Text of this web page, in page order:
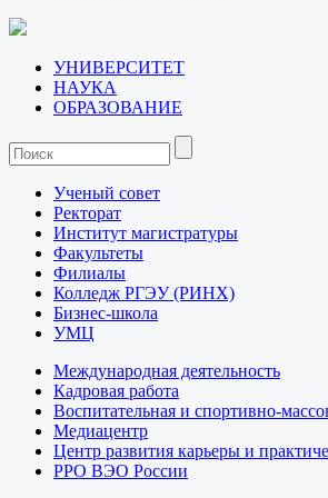
УНИВЕРСИТЕТ
НАУКА
ОБРАЗОВАНИЕ
Ученый совет
Ректорат
Институт магистратуры
Факультеты
Филиалы
Колледж РГЭУ (РИНХ)
Бизнес-школа
УМЦ
Международная деятельность
Кадровая работа
Воспитательная и спортивно-
Медиацентр
Центр развития карьеры и
РРО ВЭО России